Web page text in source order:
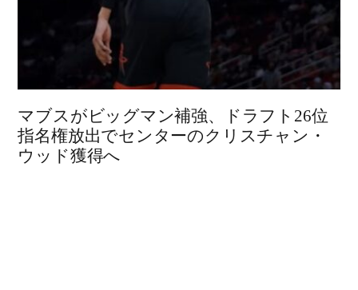
マブスがビッグマン補強、ドラフト26位
指名権放出でセンターのクリスチャン・
ウッド獲得へ